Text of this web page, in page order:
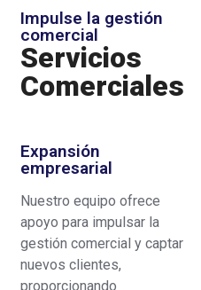
Impulse la gestión
comercial
Servicios
Comerciales
Expansión
empresarial
Nuestro equipo ofrece
apoyo para impulsar la
gestión comercial y captar
nuevos clientes,
proporcionando